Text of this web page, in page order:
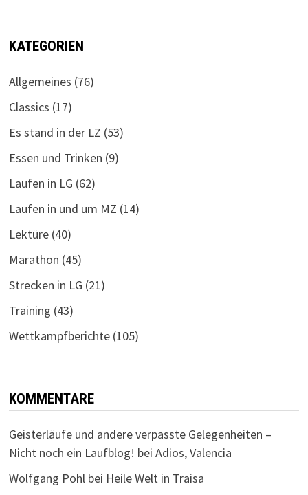
KATEGORIEN
Allgemeines (76)
Classics (17)
Es stand in der LZ (53)
Essen und Trinken (9)
Laufen in LG (62)
Laufen in und um MZ (14)
Lektüre(40)
Marathon (45)
Strecken in LG (21)
Training (43)
Wettkampfberichte(105)
KOMMENTARE
Geisterläufe und andere verpasste Gelegenheiten –
Nicht noch ein Laufblog! bei Adios, Valencia
Wolfgang Pohlbei Heile Welt in Traisa